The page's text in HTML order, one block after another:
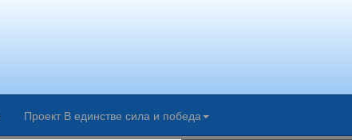
Проект В единстве сила и победа